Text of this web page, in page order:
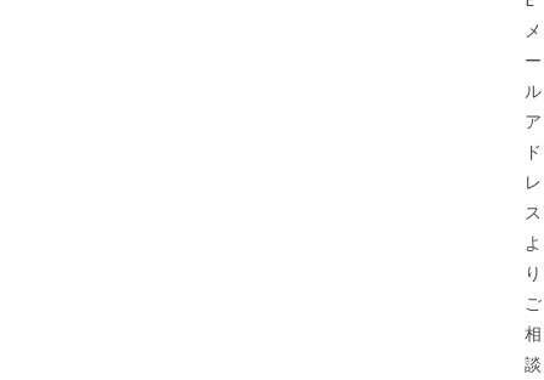
メ
ー
ル
ア
ド
レ
ス
よ
り
ご
相
談